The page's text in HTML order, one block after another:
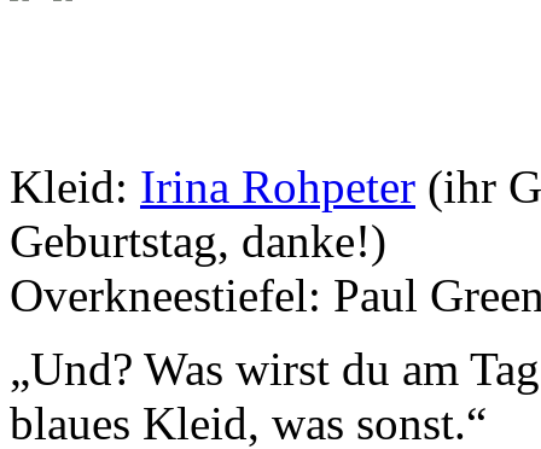
Kleid: Irina Rohpeter (ihr
Geburtstag, danke!)
Overkneestiefel: Paul
„Und? Was wirst du am
blaues Kleid, was sonst.“